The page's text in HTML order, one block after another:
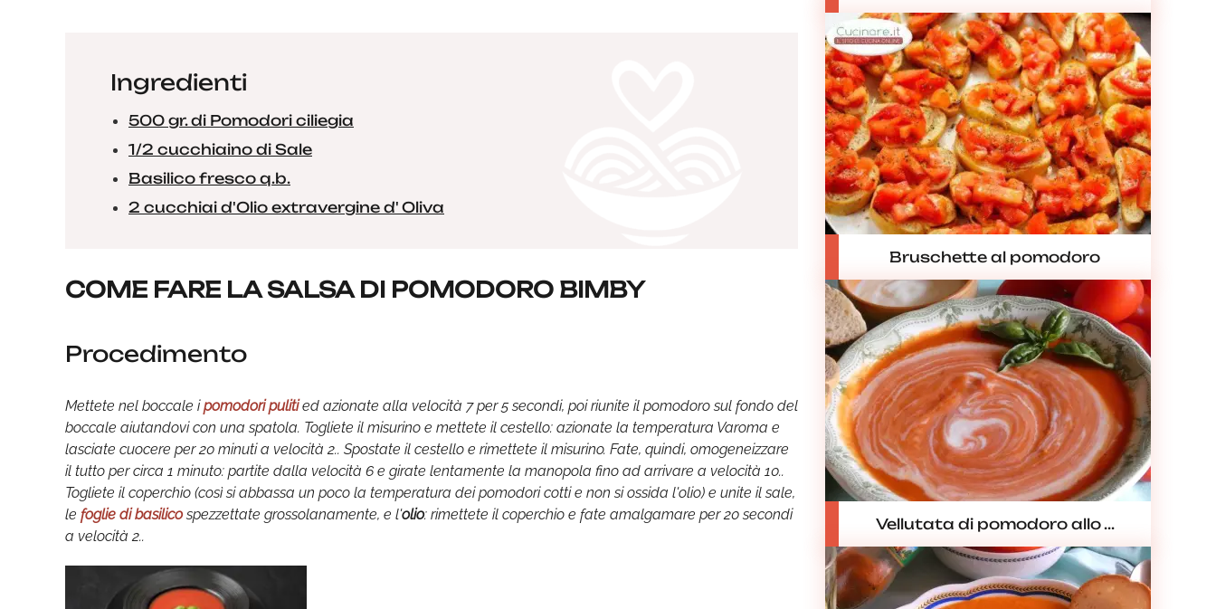
Ingredienti
500 gr. di Pomodori ciliegia
1/2 cucchiaino di Sale
Basilico fresco q.b.
2 cucchiai d'Olio extravergine d' Oliva
COME FARE LA SALSA DI POMODORO BIMBY
Procedimento
Mettete nel boccale ipomodori pulitied azionate alla velocità 7 per 5 secondi, poi riunite il pomodoro sul fondo del
boccale aiutandovi con una spatola. Togliete il misurino e mettete il cestello: azionate la temperatura Varoma e
lasciate cuocere per 20 minuti a velocità 2.. Spostate il cestello e rimettete il misurino. Fate, quindi, omogeneizzare
il tutto per circa 1 minuto: partite dalla velocità 6 e girate lentamente la manopola fino ad arrivare a velocità 10..
Togliete il coperchio (così si abbassa un poco la temperatura dei pomodori cotti e non si ossida l'olio) e unite il sale,
le foglie di basilicospezzettate grossolanamente, e l'olio: rimettete il coperchio e fate amalgamare per 20 secondi
a velocità 2..
Bruschette al pomodoro
Vellutata di pomodoro allo ...